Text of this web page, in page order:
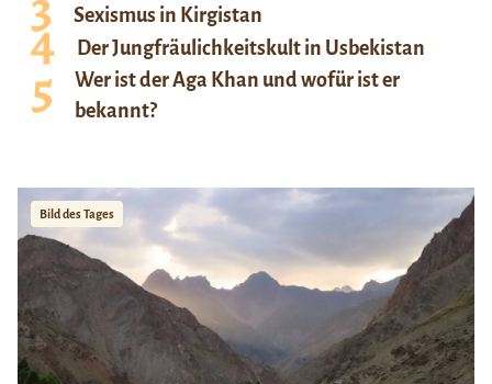
Sexismus in Kirgistan
Der Jungfräulichkeitskult in Usbekistan
Wer ist der Aga Khan und wofür ist er
bekannt?
Bild des Tages